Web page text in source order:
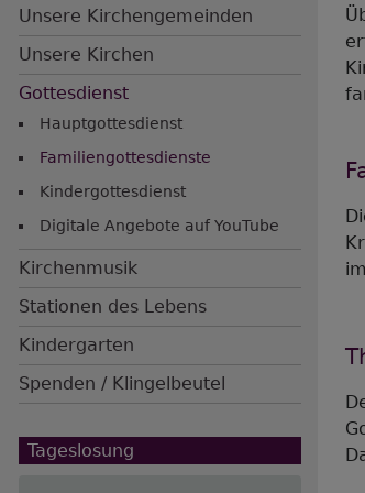
Hauptnavigation
Unsere Kirchengemeinden
Unsere Kirchen
Gottesdienst
Hauptgottesdienst
Familiengottesdienste
Kindergottesdienst
Digitale Angebote auf YouTube
Kirchenmusik
Stationen des Lebens
Kindergarten
Spenden / Klingelbeutel
Tageslosung